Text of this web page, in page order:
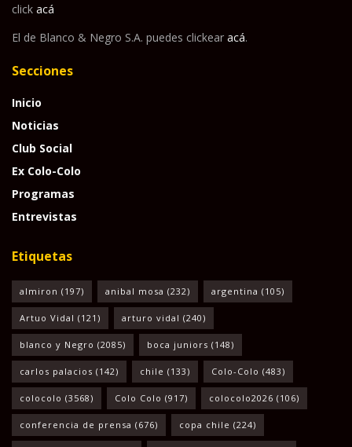
click acá
El de Blanco & Negro S.A. puedes clickear acá.
Secciones
Inicio
Noticias
Club Social
Ex Colo-Colo
Programas
Entrevistas
Etiquetas
almiron (197) anibal mosa (232) argentina (105)
Artuo Vidal (121) arturo vidal (240)
blanco y Negro (2085) boca juniors (148)
carlos palacios (142) chile (133) Colo-Colo (483)
colocolo (3568) Colo Colo (917) colocolo2026 (106)
conferencia de prensa (676) copa chile (224)